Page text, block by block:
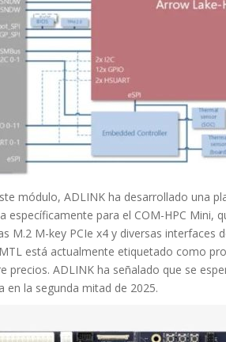
módulo, ADLINK ha desarrollado una
específicamente para el COM-HPC Mini,
M.2 M-key PCIe x4 y diversas interfaces
está actualmente etiquetado como
precios. ADLINK ha señalado que se
en la segunda mitad de 2025.